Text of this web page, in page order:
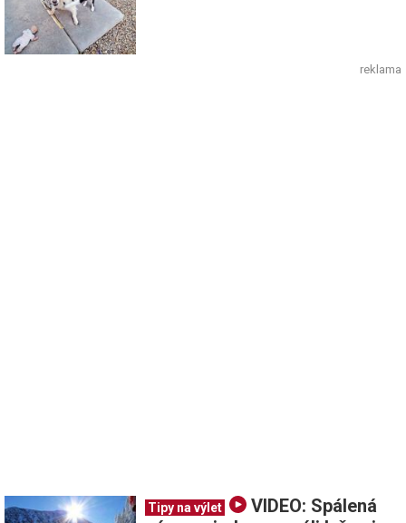
reklama
Tipy na výlet
VIDEO: Spálená